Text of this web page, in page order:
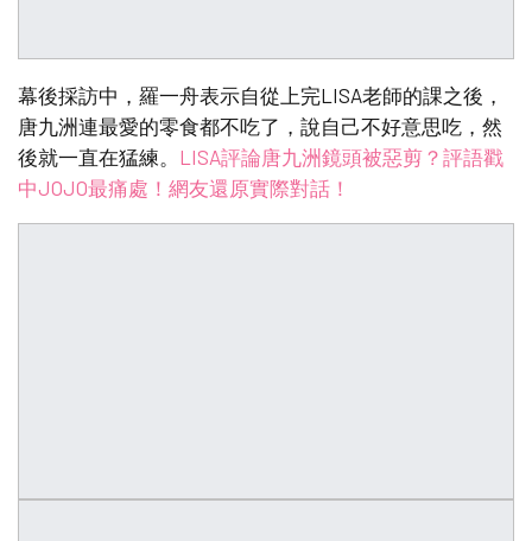
幕後採訪中，羅一舟表示自從上完LISA老師的課之後，
唐九洲連最愛的零食都不吃了，說自己不好意思吃，然
後就一直在猛練。 LISA評論唐九洲鏡頭被惡剪？評語戳
中JOJO最痛處！網友還原實際對話！